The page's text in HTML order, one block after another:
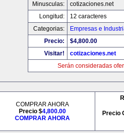
Minusculas:
cotizaciones.net
Longitud:
12 caracteres
Categorias:
Empresas e
Precio:
$4,800.00
Visitar!
cotizaciones.net
Serán consideradas
COMPRAR AHORA
Precio $4,800.00
COMPRAR AHORA
Precio